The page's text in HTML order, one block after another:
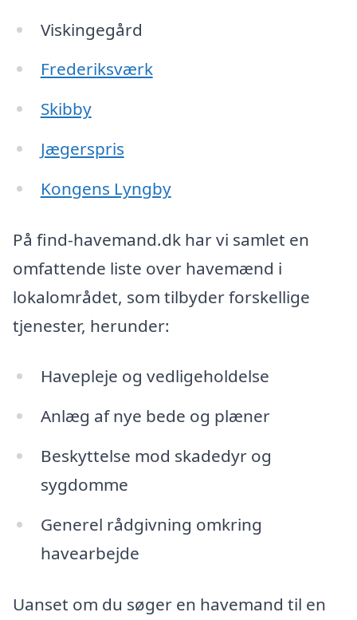
Viskingegård
Frederiksværk
Skibby
Jægerspris
Kongens Lyngby
På find-havemand.dk har vi samlet en
omfattende liste over havemænd i
lokalområdet, som tilbyder forskellige
tjenester, herunder:
Havepleje og vedligeholdelse
Anlæg af nye bede og plæner
Beskyttelse mod skadedyr og
sygdomme
Generel rådgivning omkring
havearbejde
Uanset om du søger en havemand til en